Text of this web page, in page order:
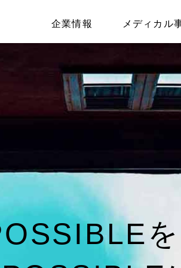
企業情報 メディカル
を